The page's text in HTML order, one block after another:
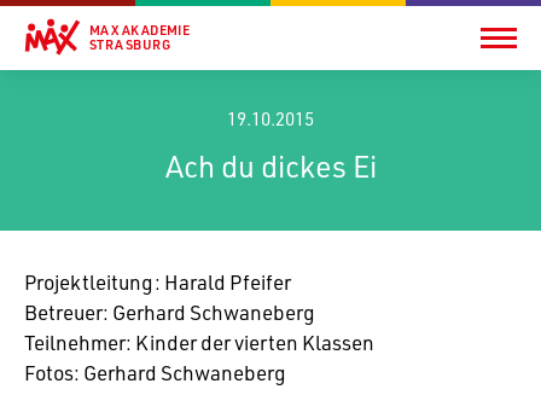
MAX AKADEMIE
STRASBURG
19.10.2015
Ach du dickes Ei
Projekt­lei­tung: Harald Pfeifer
Betreuer: Gerhard Schwaneberg
Teil­nehmer: Kinder der vierten Klassen
Fotos: Gerhard Schwaneberg